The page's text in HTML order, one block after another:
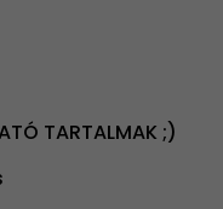
TARTALMAK ;)